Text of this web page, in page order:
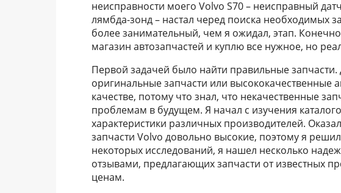
неисправности моего Volvo S70 – неисправный
лямбда-зонд – настал черед поиска необходимых
более занимательный, чем я ожидал, этап.
магазин автозапчастей и куплю все нужное, но
Первой задачей было найти правильные
оригинальные запчасти или высококачественные
качестве, потому что знал, что некачественные
проблемам в будущем. Я начал с изучения
характеристики различных производителей.
запчасти Volvo довольно высокие, поэтому я
некоторых исследований, я нашел несколько
отзывами, предлагающих запчасти от известных
ценам.